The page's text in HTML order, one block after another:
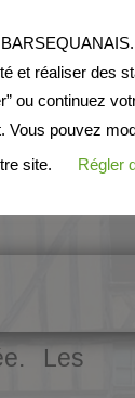
Les
et réaliser des
ou continuez
Vous pouvez
site.
Régler